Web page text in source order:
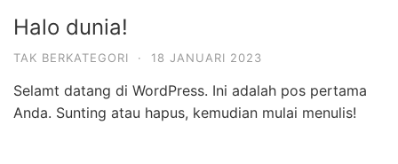
Halo dunia!
TAK BERKATEGORI · 18 JANUARI 2023
Selamt datang di WordPress. Ini adalah pos pertama
Anda. Sunting atau hapus, kemudian mulai menulis!